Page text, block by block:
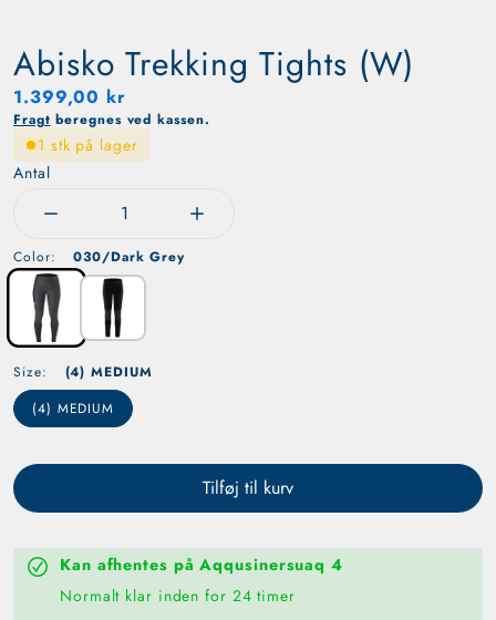
Abisko Trekking Tights (W)
kr.
1.399,00 kr
Normal pris1.399,00 kr
Fragt beregnes ved kassen.
1 stk på lager
Antal
Reducer mængden for Abisko Trekking Tights (W)
Øg mængden for Abisko Trekking
Color: 030/Dark Grey
Size:
(4) MEDIUM
(4) MEDIUM
Tilføj til kurv
Kan afhentes påAqqusinersuaq 4
Normalt klar inden for 24 timer